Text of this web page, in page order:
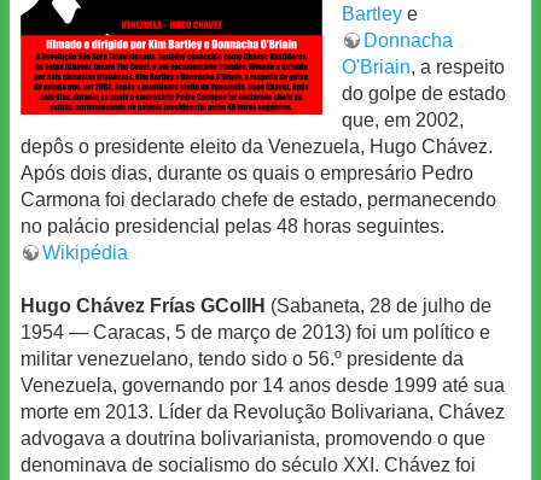
Bartley e
Donnacha
O'Briain, a respeito
do golpe de estado
que, em 2002,
depôs o presidente eleito da Venezuela, Hugo Chávez.
Após dois dias, durante os quais o empresário Pedro
Carmona foi declarado chefe de estado, permanecendo
no palácio presidencial pelas 48 horas seguintes.
Wikipédia
Hugo Chávez Frías GColIH (Sabaneta, 28 de julho de
1954 — Caracas, 5 de março de 2013) foi um político e
militar venezuelano, tendo sido o 56.º presidente da
Venezuela, governando por 14 anos desde 1999 até sua
morte em 2013. Líder da Revolução Bolivariana, Chávez
advogava a doutrina bolivarianista, promovendo o que
denominava de socialismo do século XXI. Chávez foi